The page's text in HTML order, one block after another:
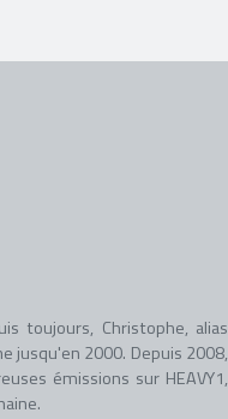
toujours, Christophe, alias
jusqu'en 2000. Depuis 2008,
émissions sur HEAVY1,